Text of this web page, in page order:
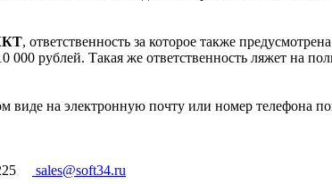
, ответственность за которое также
рублей. Такая же ответственность ляжет на
виде на электронную почту или номер телефона
sales@soft34.ru